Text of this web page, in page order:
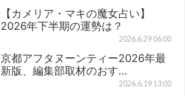
【カメリア・マキの魔女占い】
2026年下半期の運勢は？
2026.6.29 06:00
京都アフタヌーンティー2026年最
新版、編集部取材のおす…
2026.6.19 13:00